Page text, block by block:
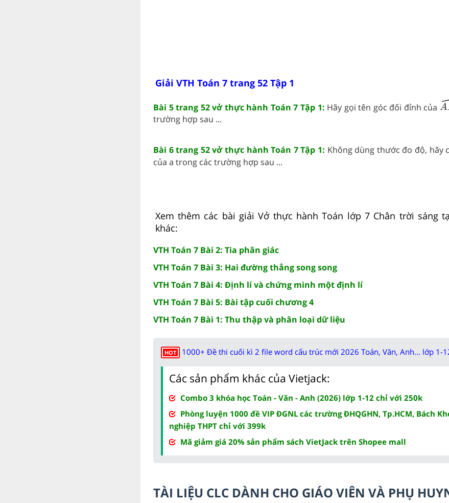
Giải VTH Toán 7 trang 52 Tập 1
Bài 5 trang 52 vở thực hành Toán 7 Tập 1: Hãy gọi tên góc đối đỉnh củaA
A
trường hợp sau ...
Bài 6 trang 52 vở thực hành Toán 7 Tập 1: Không dùng thước đo độ, hãy
của a trong các trường hợp sau ...
Xem thêm các bài giải Vở thực hành Toán lớp 7 Chân trời sáng
khác:
VTH Toán 7 Bài 2: Tia phân giác
VTH Toán 7 Bài 3: Hai đường thẳng song song
VTH Toán 7 Bài 4: Định lí và chứng minh một định lí
VTH Toán 7 Bài 5: Bài tập cuối chương 4
VTH Toán 7 Bài 1: Thu thập và phân loại dữ liệu
HOT 1000+ Đề thi cuối kì 2 file word cấu trúc mới 2026 Toán, Văn, Anh... lớp 1-
Các sản phẩm khác của Vietjack:
Combo 3 khóa học Toán - Văn - Anh (2026) lớp 1-12 chỉ với 250k
Phòng luyện 1000 đề VIP ĐGNL các trường ĐHQGHN, Tp.HCM, Bách
nghiệp THPT chỉ với 399k
Mã giảm giá 20% sản phẩm sách VietJack trên Shopee mall
TÀI LIỆU CLC DÀNH CHO GIÁO VIÊN VÀ PHỤ